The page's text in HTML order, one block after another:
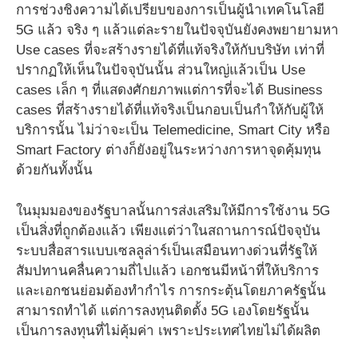
การช่วงชิงความได้เปรียบของการเป็นผู้นำเทคโนโลยี
5G แล้ว จริง ๆ แล้วแต่ละรายในปัจจุบันยังคงพยายามหา
Use cases ที่จะสร้างรายได้ที่แท้จริงให้กับบริษัท เท่าที่
ปรากฏให้เห็นในปัจจุบันนั้น ส่วนใหญ่แล้วเป็น Use
cases เล็ก ๆ ที่แสดงศักยภาพแต่การที่จะได้ Business
cases ที่สร้างรายได้ที่แท้จริงเป็นกอบเป็นกำให้กับผู้ให้
บริการนั้น ไม่ว่าจะเป็น Telemedicine, Smart City หรือ
Smart Factory ต่างก็ยังอยู่ในระหว่างการหาจุดคุ้มทุน
ด้วยกันทั้งนั้น
ในมุมมองของรัฐบาลนั้นการส่งเสริมให้มีการใช้งาน 5G
เป็นสิ่งที่ถูกต้องแล้ว เพียงแต่ว่าในสถานการณ์ปัจจุบัน
ระบบสื่อสารแบบเซลลูล่าร์เป็นเสมือนทางด่วนที่รัฐให้
สัมปทานคลื่นความถี่ไปแล้ว เอกชนมีหน้าที่ให้บริการ
และเอกชนย่อมต้องทำกำไร การกระตุ้นโดยภาครัฐนั้น
สามารถทำได้ แต่การลงทุนติดตั้ง 5G เองโดยรัฐนั้น
เป็นการลงทุนที่ไม่คุ้มค่า เพราะประเทศไทยไม่ได้ผลิต